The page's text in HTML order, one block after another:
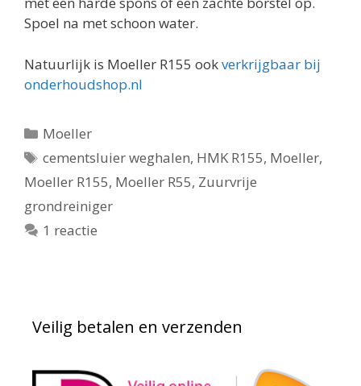
Spoel na met schoon water.
Natuurlijk is Moeller R155 ookverkrijgbaar bij
onderhoudshop.nl
Categorieën
Moeller
Tags
cementsluier weghalen, HMK R155, Moeller,
Moeller R155, Moeller R55, Zuurvrije
grondreiniger
1 reactie
Veilig betalen en verzenden